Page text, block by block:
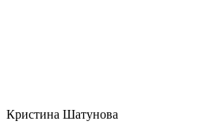
Кристина Шатунова